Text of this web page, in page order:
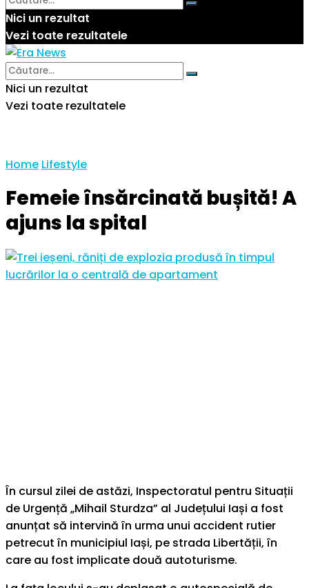
Nici un rezultat
Vezi toate rezultatele
Nici un rezultat
Vezi toate rezultatele
Home Lifestyle
Femeie însărcinată bușită! A
ajuns la spital
În cursul zilei de astăzi, Inspectoratul pentru Situații
de Urgență „Mihail Sturdza” al Județului Iași a fost
anunțat să intervină în urma unui accident rutier
petrecut în municipiul Iași, pe strada Libertății, în
care au fost implicate două autoturisme.